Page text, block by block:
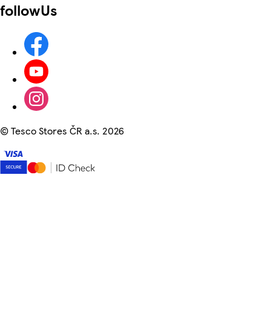
followUs
©Tesco Stores ČR a.s. 2026